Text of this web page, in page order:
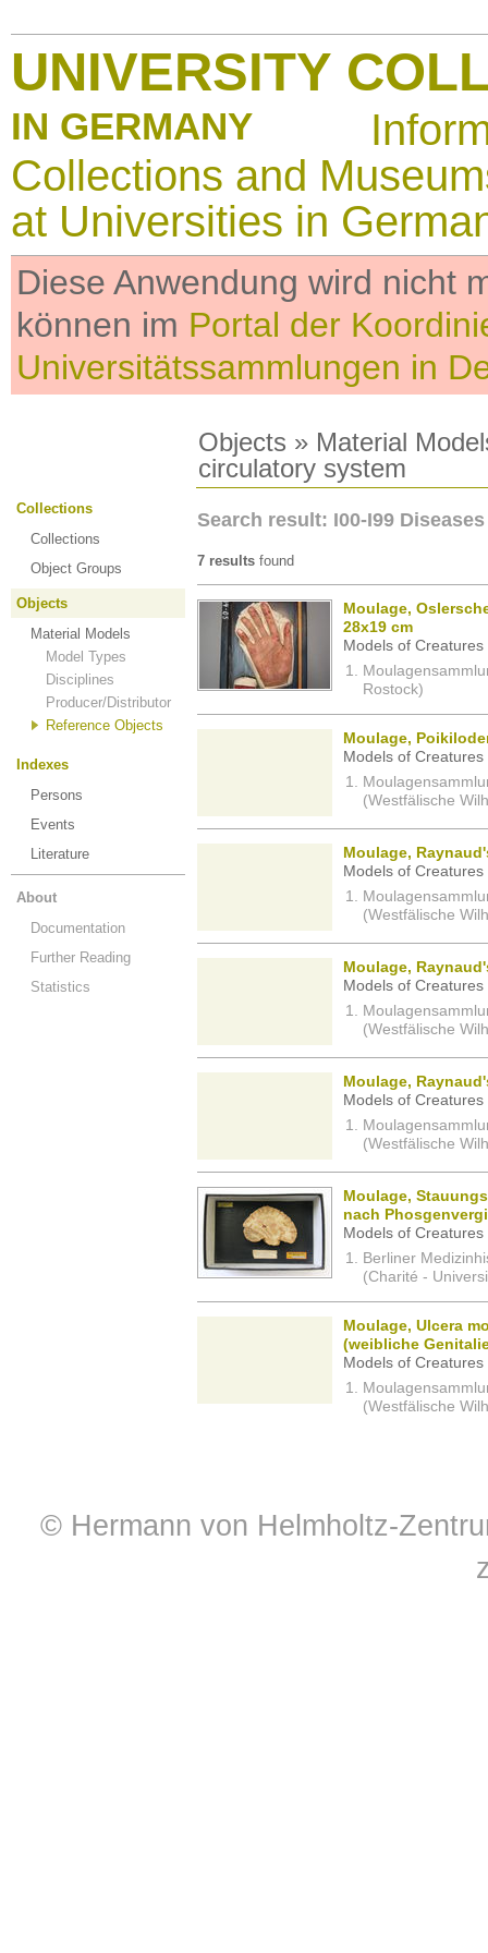
UNIVERSITY
IN GERMANY
Collections and
at Universities in
Diese Anwendung wird nicht
können im Portal der
Universitätssammlungen in
Objects » Material
circulatory system
Collections
Collections
Object Groups
Objects
Material Models
Model Types
Disciplines
Producer/Distributor
Reference Objects
Indexes
Persons
Events
Literature
About
Documentation
Further Reading
Statistics
Search result: I00-I99
7 results found
Moulage,
28x19 cm
Models of
Rostock)
Moulage,
Models of
(Westfälische
Moulage,
Models of
(Westfälische
Moulage,
Models of
(Westfälische
Moulage,
Models of
(Westfälische
Moulage,
nach
Models of
Berliner
(Charité -
Moulage, Ulcera
(weibliche
Models of
(Westfälische
© Hermann von Helmholtz-